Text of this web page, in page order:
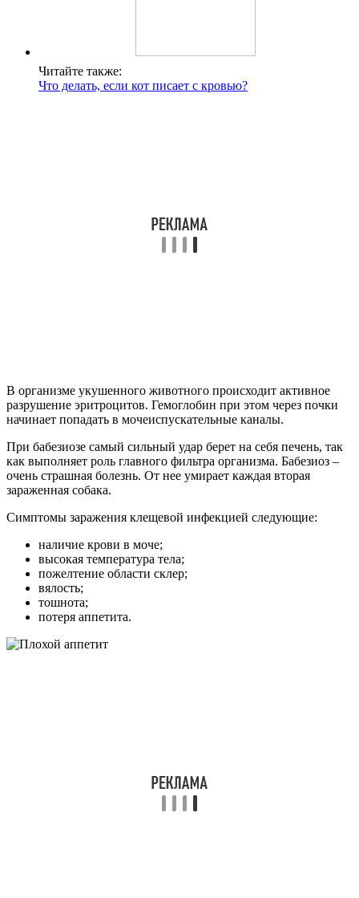
Читайте также:
Что делать, если кот писает с кровью?
В организме укушенного животного происходит активное
разрушение эритроцитов. Гемоглобин при этом через почки
начинает попадать в мочеиспускательные каналы.
При бабезиозе самый сильный удар берет на себя печень, так
как выполняет роль главного фильтра организма. Бабезиоз –
очень страшная болезнь. От нее умирает каждая вторая
зараженная собака.
Симптомы заражения клещевой инфекцией следующие:
наличие крови в моче;
высокая температура тела;
пожелтение области склер;
вялость;
тошнота;
потеря аппетита.